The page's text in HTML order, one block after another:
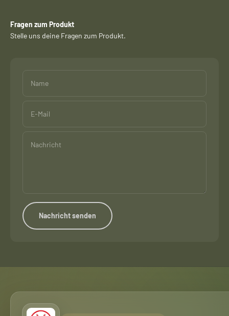
Fragen zum Produkt
Stelle uns deine Fragen zum Produkt.
Name
E-Mail
Nachricht
Nachricht senden